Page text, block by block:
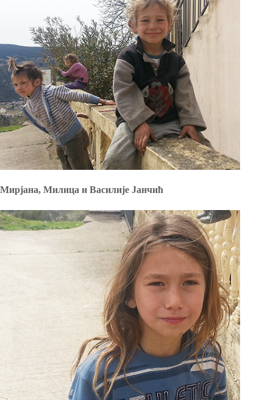
Мирјана, Милица и Василије Јанчић